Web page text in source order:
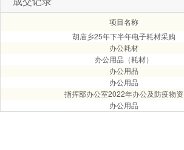
项目名称
胡庙乡25年下半年电子耗材采购
办公耗材
办公用品（耗材）
办公用品
办公用品
指挥部办公室2022年办公及防疫物资
办公用品